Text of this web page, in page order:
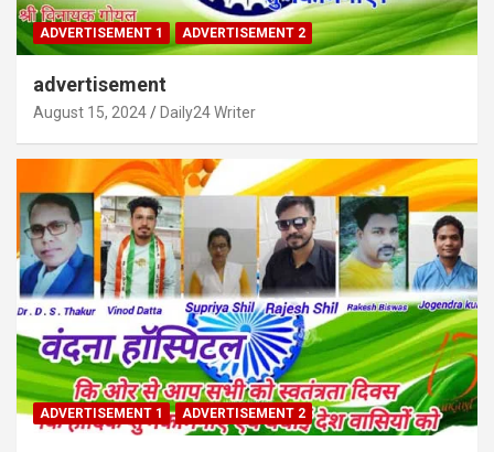
ADVERTISEMENT 1 ADVERTISEMENT 2
advertisement
August 15, 2024 Daily24 Writer
ADVERTISEMENT 1 ADVERTISEMENT 2